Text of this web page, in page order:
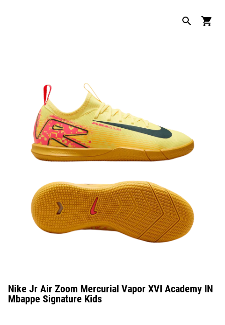
Nike Jr Air Zoom Mercurial Vapor XVI Academy IN
Mbappe Signature Kids